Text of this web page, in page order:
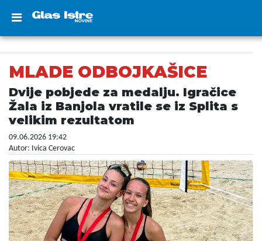
MLADE ODBOJKAŠICE
Dvije pobjede za medalju. Igračice
Žala iz Banjola vratile se iz Splita s
velikim rezultatom
09.06.2026 19:42
Autor: Ivica Cerovac